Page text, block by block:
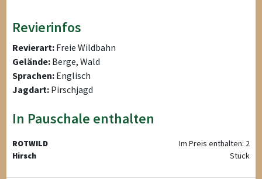
Revierinfos
Revierart: Freie Wildbahn
Gelände: Berge, Wald
Sprachen: Englisch
Jagdart: Pirschjagd
In Pauschale enthalten
ROTWILD
Hirsch
Im Preis enthalten: 2
Stück